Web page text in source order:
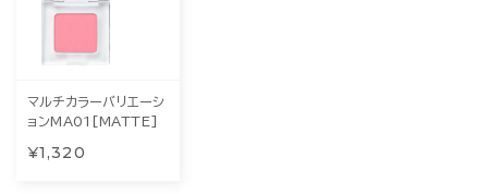
マルチカラーバリエーシ
ョンMA01[MATTE]
¥1,320